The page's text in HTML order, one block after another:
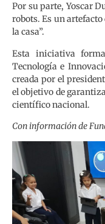
Por su parte, Yoscar
robots. Es un artefacto
la casa”.
Esta iniciativa
Tecnología e
creada por el
el objetivo de
científico nacional.
Con información de